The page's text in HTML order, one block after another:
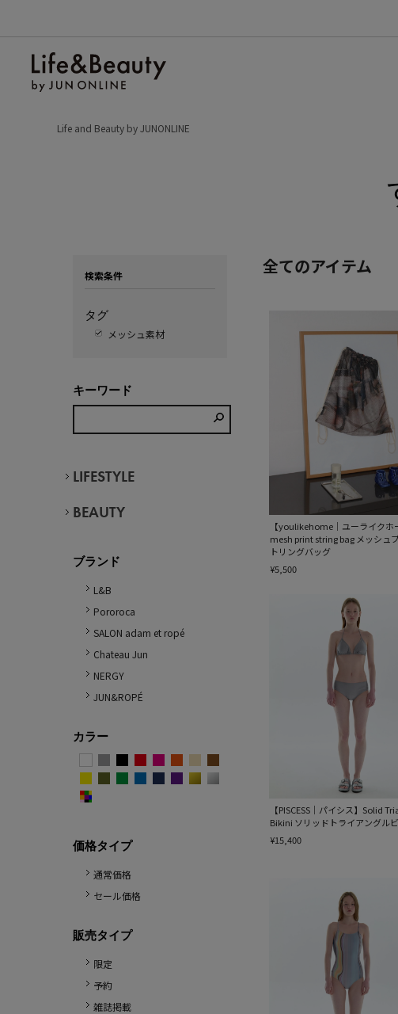
Life and Beauty by JUNONLINE
検索条件
タグ
メッシュ素材
キーワード
LIFESTYLE
BEAUTY
ブランド
L&B
Pororoca
SALON adam et ropé
Chateau Jun
NERGY
JUN&ROPÉ
カラー
価格タイプ
通常価格
セール価格
販売タイプ
限定
予約
雑誌掲載
全てのアイテム
【youlikehome｜ユーライクホ
mesh print string bag メッシュ
トリングバッグ
¥5,500
【PISCESS｜パイシス】Solid
Bikini ソリッドトライアングル
¥15,400